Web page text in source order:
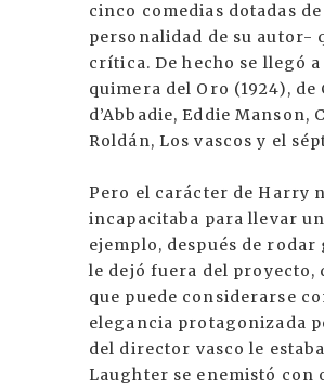
cinco comedias dotadas
personalidad de su autor-
crítica. De hecho se llegó
quimera del Oro (1924),
d’Abbadie, Eddie
Roldán, Los vascos y el
Pero el carácter de Harry
incapacitaba para llevar
ejemplo, después de
le dejó fuera del proyecto,
que puede considerarse
elegancia protagonizada
del director vasco le
Laughter se enemistó